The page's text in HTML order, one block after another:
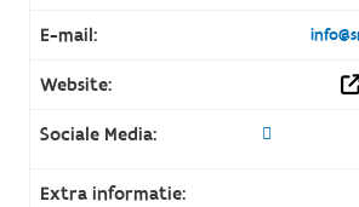
E-mail:
Website:
Sociale Media:
Extra informatie: